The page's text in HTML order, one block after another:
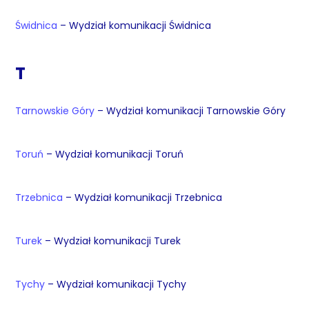
Świdnica – Wydział komunikacji Świdnica
T
Tarnowskie Góry – Wydział komunikacji Tarnowskie Góry
Toruń – Wydział komunikacji Toruń
Trzebnica – Wydział komunikacji Trzebnica
Turek – Wydział komunikacji Turek
Tychy – Wydział komunikacji Tychy